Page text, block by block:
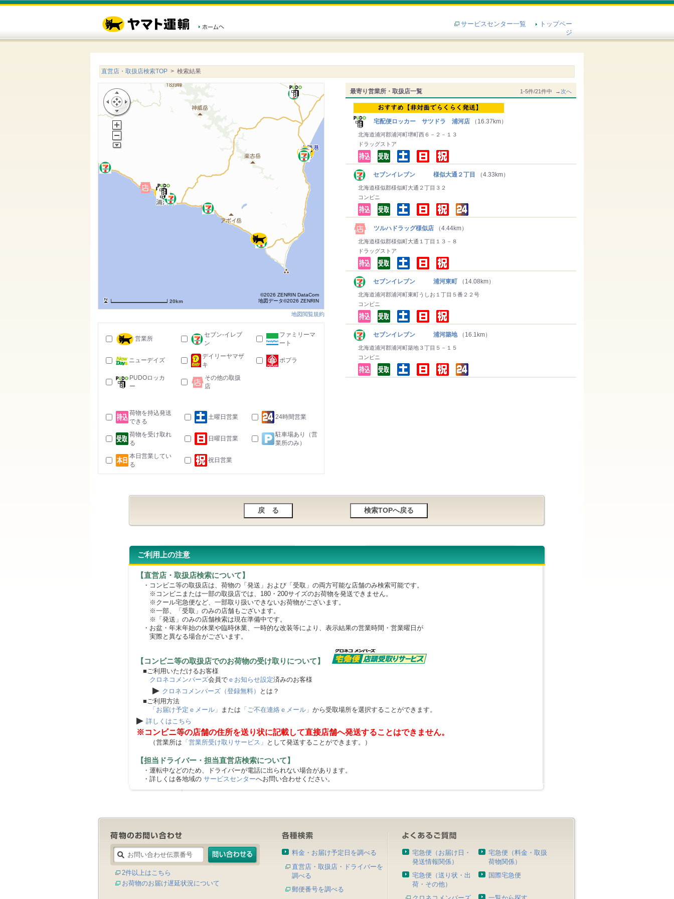
サービスセンター一覧
トップペー
ジ
直営店・取扱店検索TOP > 検索結果
最寄り営業所・取扱店一覧 1-5件/21件中 →次へ
宅配便ロッカー サツドラ 浦河店 （16.37km）
北海道浦河郡浦河町堺町西６－２－１３
ドラッグストア
セブンイレブン 様似大通２丁目 （4.33km）
北海道様似郡様似町大通２丁目３２
コンビニ
ツルハドラッグ様似店 （4.44km）
北海道様似郡様似町大通１丁目１３－８
ドラッグストア
セブンイレブン 浦河東町 （14.08km）
北海道浦河郡浦河町東町うしお１丁目５番２２号
コンビニ
セブンイレブン 浦河築地 （16.1km）
北海道浦河郡浦河町築地３丁目５－１５
コンビニ
20km
©2026 ZENRIN DataCom
地図データ©2026 ZENRIN
地図閲覧規約
営業所
セブン-イレブ
ン
ファミリーマ
ート
ニューデイズ
デイリーヤマザ
キ
ポプラ
PUDOロッカ
ー
その他の取扱
店
荷物を持込発送
できる
土曜日営業 24時間営業
荷物を受け取れ
る
日曜日営業
駐車場あり（営
業所のみ）
本日営業してい
る
祝日営業
ご利用上の注意
【直営店・取扱店検索について】
・コンビニ等の取扱店は、荷物の「発送」および「受取」の両方可能な店舗のみ検索可能です。
※コンビニまたは一部の取扱店では、180・200サイズのお荷物を発送できません。
※クール宅急便など、一部取り扱いできないお荷物がございます。
※一部、「受取」のみの店舗もございます。
※「発送」のみの店舗検索は現在準備中です。
・お盆・年末年始の休業や臨時休業、一時的な改装等により、表示結果の営業時間・営業曜日が
実際と異なる場合がございます。
【コンビニ等の取扱店でのお荷物の受け取りについて】
■ご利用いただけるお客様
クロネコメンバーズ会員で ｅお知らせ設定済みのお客様
▶ クロネコメンバーズ（登録無料）
とは？
■ご利用方法
「お届け予定ｅメール」 または 「ご不在連絡ｅメール」 から受取場所を選択することができます。
▶ 詳しくはこちら
※コンビニ等の店舗の住所を送り状に記載して直接店舗へ発送することはできません。
（営業所は 「営業所受け取りサービス」 として発送することができます。）
【担当ドライバー・担当直営店検索について】
・運転中などのため、ドライバーが電話に出られない場合があります。
・詳しくは各地域の サービスセンターへお問い合わせください。
2件以上はこちら
お荷物のお届け遅延状況について
料金・お届け予定日を調べる
直営店・取扱店・ドライバーを
調べる
郵便番号を調べる
宅急便（お届け日・
発送情報関係）
宅急便（料金・取扱
荷物関係）
宅急便（送り状・出
荷・その他）
国際宅急便